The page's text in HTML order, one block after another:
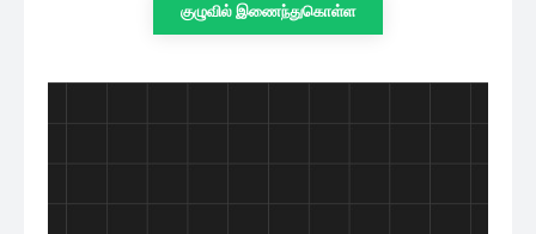
குழுவில் இணைந்துகொள்ள